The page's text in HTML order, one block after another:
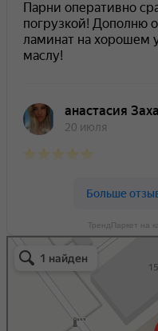
ТрендПаркет на
ТрендПаркет
Ламинат в Мытищах
Светильники в Мытищах